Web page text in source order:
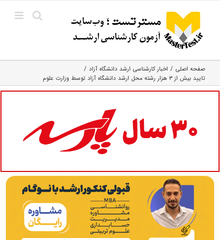
content
صفحه اصلی
اخبار کارشناسی ارشد دانشگاه آزاد
تایید بیش از ۳ هزار رشته محل ارشد دانشگاه آزاد توسط وزارت علوم